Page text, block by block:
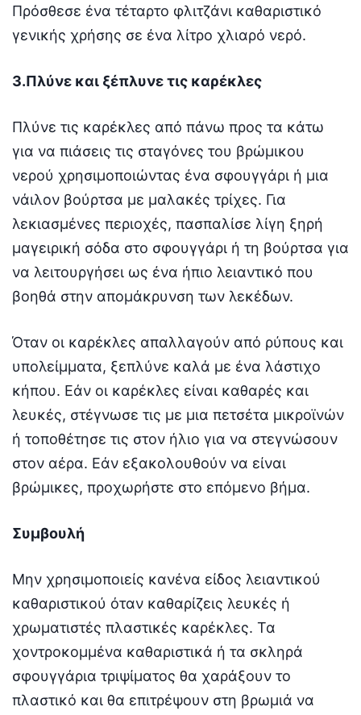
Πρόσθεσε ένα τέταρτο φλιτζάνι καθαριστικό
γενικής χρήσης σε ένα λίτρο χλιαρό νερό.
3.Πλύνε και ξέπλυνε τις καρέκλες
Πλύνε τις καρέκλες από πάνω προς τα κάτω
για να πιάσεις τις σταγόνες του βρώμικου
νερού χρησιμοποιώντας ένα σφουγγάρι ή μια
νάιλον βούρτσα με μαλακές τρίχες. Για
λεκιασμένες περιοχές, πασπαλίσε λίγη ξηρή
μαγειρική σόδα στο σφουγγάρι ή τη βούρτσα για
να λειτουργήσει ως ένα ήπιο λειαντικό που
βοηθά στην απομάκρυνση των λεκέδων.
Όταν οι καρέκλες απαλλαγούν από ρύπους και
υπολείμματα, ξεπλύνε καλά με ένα λάστιχο
κήπου. Εάν οι καρέκλες είναι καθαρές και
λευκές, στέγνωσε τις με μια πετσέτα μικροϊνών
ή τοποθέτησε τις στον ήλιο για να στεγνώσουν
στον αέρα. Εάν εξακολουθούν να είναι
βρώμικες, προχωρήστε στο επόμενο βήμα.
Συμβουλή
Μην χρησιμοποιείς κανένα είδος λειαντικού
καθαριστικού όταν καθαρίζεις λευκές ή
χρωματιστές πλαστικές καρέκλες. Τα
χοντροκομμένα καθαριστικά ή τα σκληρά
σφουγγάρια τριψίματος θα χαράξουν το
πλαστικό και θα επιτρέψουν στη βρωμιά να